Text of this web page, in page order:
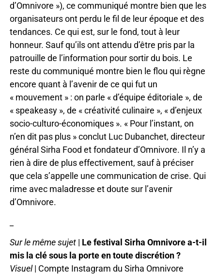
d’Omnivore »), ce communiqué montre bien que les
organisateurs ont perdu le fil de leur époque et des
tendances. Ce qui est, sur le fond, tout à leur
honneur. Sauf qu’ils ont attendu d’être pris par la
patrouille de l’information pour sortir du bois. Le
reste du communiqué montre bien le flou qui règne
encore quant à l’avenir de ce qui fut un
« mouvement » : on parle « d’équipe éditoriale », de
« speakeasy », de « créativité culinaire », « d’enjeux
socio-culturo-économiques ». « Pour l’instant, on
n’en dit pas plus » conclut Luc Dubanchet, directeur
général Sirha Food et fondateur d’Omnivore. Il n’y a
rien à dire de plus effectivement, sauf à préciser
que cela s’appelle une communication de crise. Qui
rime avec maladresse et doute sur l’avenir
d’Omnivore.
Sur le même sujet | Le festival Sirha Omnivore a-t-il
mis la clé sous la porte en toute discrétion ?
Visuel| Compte Instagram du Sirha Omnivore